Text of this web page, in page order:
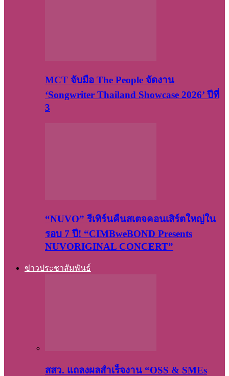
MCT จับมือ The People จัดงาน
‘Songwriter Thailand Showcase 2026’ ปีที่
3
“NUVO” รีเทิร์นคืนสเตจคอนเสิร์ตใหญ่ใน
รอบ 7 ปี! “CIMBweBOND Presents
NUVORIGINAL CONCERT”
ข่าวประชาสัมพันธ์
สสว. แถลงผลสำเร็จงาน “OSS & SMEs